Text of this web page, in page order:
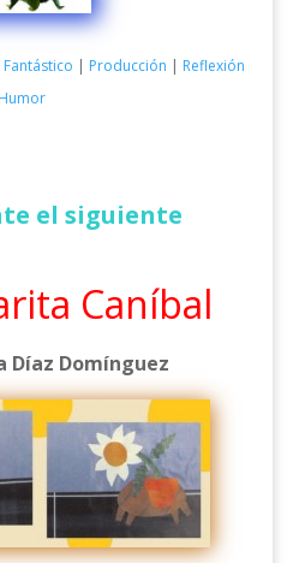
| Producción | Reflexión
el siguiente
Caníbal
Díaz Domínguez